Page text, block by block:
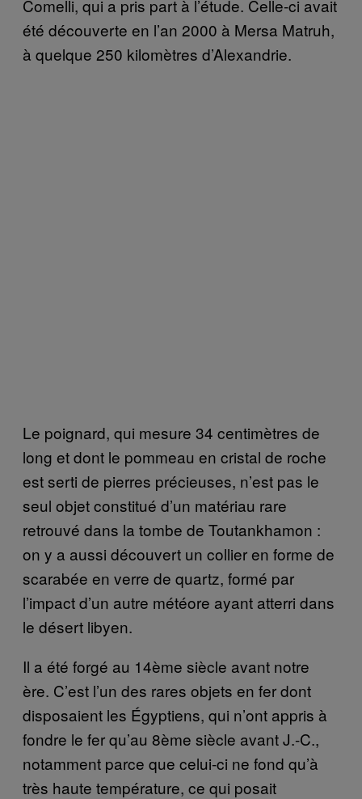
Comelli, qui a pris part à l’étude. Celle-ci avait
été découverte en l’an 2000 à Mersa Matruh,
à quelque 250 kilomètres d’Alexandrie.
Le poignard, qui mesure 34 centimètres de
long et dont le pommeau en cristal de roche
est serti de pierres précieuses, n’est pas le
seul objet constitué d’un matériau rare
retrouvé dans la tombe de Toutankhamon :
on y a aussi découvert un collier en forme de
scarabée en verre de quartz, formé par
l’impact d’un autre météore ayant atterri dans
le désert libyen.
Il a été forgé au 14ème siècle avant notre
ère. C’est l’un des rares objets en fer dont
disposaient les Égyptiens, qui n’ont appris à
fondre le fer qu’au 8ème siècle avant J.-C.,
notamment parce que celui-ci ne fond qu’à
très haute température, ce qui posait